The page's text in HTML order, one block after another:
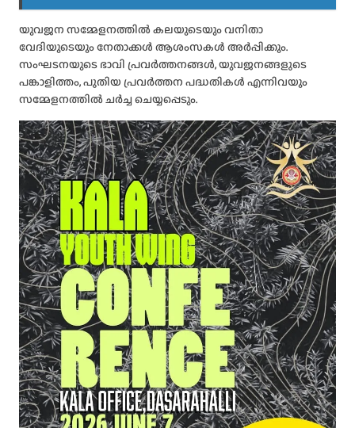
യുവജന സമ്മേളനത്തിൽ കലയുടെയും വനിതാ
വേദിയുടെയും നേതാക്കൾ ആശംസകൾ അർപ്പിക്കും.
സംഘടനയുടെ ഭാവി പ്രവർത്തനങ്ങൾ, യുവജനങ്ങളുടെ
പങ്കാളിത്തം, പുതിയ പ്രവർത്തന പദ്ധതികൾ എന്നിവയും
സമ്മേളനത്തിൽ ചർച്ച ചെയ്യപ്പെടും.